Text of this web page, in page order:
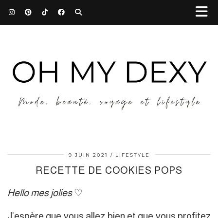
9 JUIN 2021 LIFESTYLE
RECETTE DE COOKIES POPS
Hello mes jolies♡